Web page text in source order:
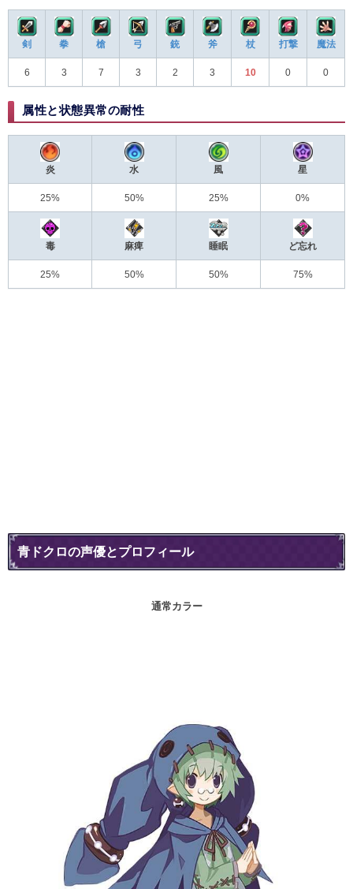
剣 拳 槍 弓 銃 斧 杖 打撃 魔法
6 3 7 3 2 3 10 0 0
属性と状態異常の耐性
炎 水 風 星
25% 50% 25% 0%
毒 麻痺 睡眠 ど忘れ
25% 50% 50% 75%
青ドクロの声優とプロフィール
通常カラー